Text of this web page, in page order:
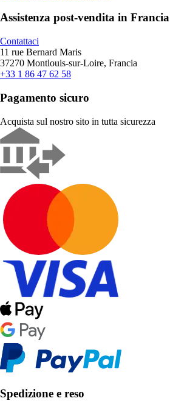
Assistenza post-vendita in Francia
Contattaci
11 rue Bernard Maris
37270 Montlouis-sur-Loire, Francia
+33 1 86 47 62 58
Pagamento sicuro
Acquista sul nostro sito in tutta sicurezza
Spedizione e reso